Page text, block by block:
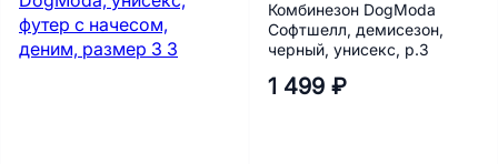
Комбинезон DogModa
Софтшелл, демисезон,
черный, унисекс, р.3
1 499 ₽